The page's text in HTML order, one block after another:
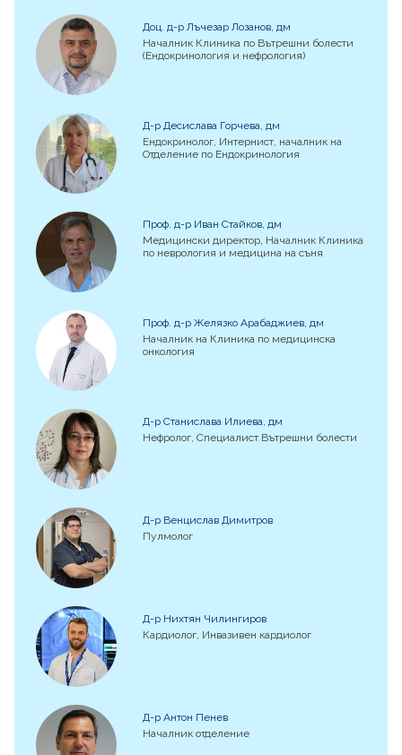
Доц. д-р Лъчезар Лозанов, дм
Началник Клиника по Вътрешни болести
(Ендокринология и нефрология)
Д-р Десислава Горчева, дм
Ендокринолог, Интернист, началник на
Отделение по Ендокринология
Проф. д-р Иван Стайков, дм
Медицински директор, Началник Клиника
по неврология и медицина на съня
Проф. д-р Желязко Арабаджиев, дм
Началник на Клиника по медицинска
онкология
Д-р Станислава Илиева, дм
Нефролог, Специалист Вътрешни болести
Д-р Венцислав Димитров
Пулмолог
Д-р Нихтян Чилингиров
Кардиолог, Инвазивен кардиолог
Д-р Антон Пенев
Началник отделение